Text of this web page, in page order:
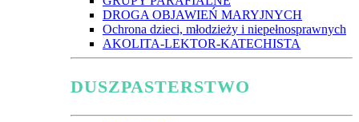
DROGA OBJAWIEŃ MARYJNYCH
Ochrona dzieci, młodzieży i niepełnosprawnych
AKOLITA-LEKTOR-KATECHISTA
DUSZPASTERSTWO